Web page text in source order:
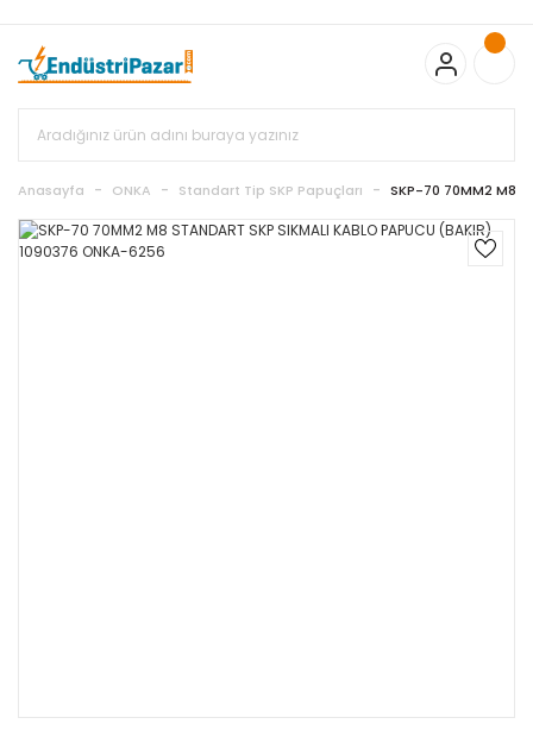
Bayonet J Tip Termokupul Ürünlerinde 50 Adet Alımlarda
Sepette Ekstra %5 İskonto...
50.000,00TL ve Üzeri EMKO Ürünleri
Alışverişlerinizde Sepette %5 EK İNDİRİM...
%15 İskonto... 50.000,00TL ve Üzeri GEMO Ürünleri
Alışverişlerinizde Sepette %3 EK İNDİRİM...
Standart Bayonet J Tip Termokupul Ürünlerinde 100 Adet
Anasayfa ONKA Standart Tip SKP Papuçları SKP-70 70MM2 M8